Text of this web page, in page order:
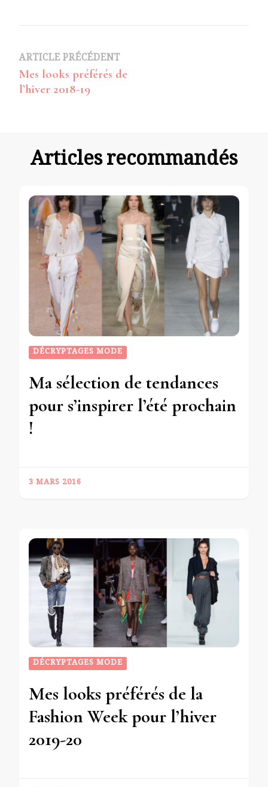
Navigation
d’article
ARTICLE PRÉCÉDENT
Mes looks préférés de
l’hiver 2018-19
Articles recommandés
DÉCRYPTAGES MODE
Ma sélection de tendances
pour s’inspirer l’été prochain
!
3 MARS 2016
DÉCRYPTAGES MODE
Mes looks préférés de la
Fashion Week pour l’hiver
2019-20